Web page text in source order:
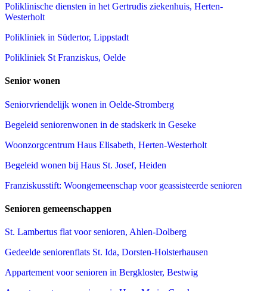
Poliklinische diensten in het Gertrudis ziekenhuis, Herten-
Westerholt
Polikliniek in Südertor, Lippstadt
Polikliniek St Franziskus, Oelde
Senior wonen
Seniorvriendelijk wonen in Oelde-Stromberg
Begeleid seniorenwonen in de stadskerk in Geseke
Woonzorgcentrum Haus Elisabeth, Herten-Westerholt
Begeleid wonen bij Haus St. Josef, Heiden
Franziskusstift: Woongemeenschap voor geassisteerde senioren
Senioren gemeenschappen
St. Lambertus flat voor senioren, Ahlen-Dolberg
Gedeelde seniorenflats St. Ida, Dorsten-Holsterhausen
Appartement voor senioren in Bergkloster, Bestwig